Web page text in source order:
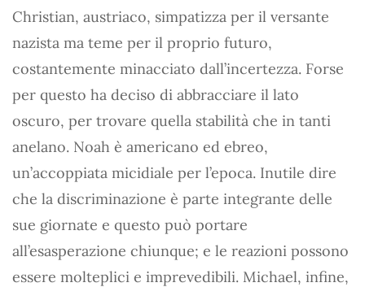
Christian, austriaco, simpatizza per il versante
nazista ma teme per il proprio futuro,
costantemente minacciato dall’incertezza. Forse
per questo ha deciso di abbracciare il lato
oscuro, per trovare quella stabilità che in tanti
anelano. Noah è americano ed ebreo,
un’accoppiata micidiale per l’epoca. Inutile dire
che la discriminazione è parte integrante delle
sue giornate e questo può portare
all’esasperazione chiunque; e le reazioni possono
essere molteplici e imprevedibili. Michael, infine,